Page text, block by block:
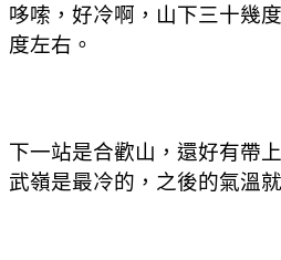
哆嗦，好冷啊，山下三十幾
度左右。
下一站是合歡山，還好有帶
武嶺是最冷的，之後的氣溫